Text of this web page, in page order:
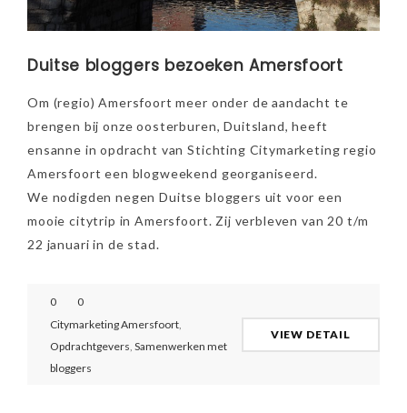
Duitse bloggers bezoeken Amersfoort
Om (regio) Amersfoort meer onder de aandacht te
brengen bij onze oosterburen, Duitsland, heeft
ensanne in opdracht van Stichting Citymarketing regio
Amersfoort een blogweekend georganiseerd.
We nodigden negen Duitse bloggers uit voor een
mooie citytrip in Amersfoort. Zij verbleven van 20 t/m
22 januari in de stad.
0
0
Citymarketing Amersfoort,
Opdrachtgevers, Samenwerken met
bloggers
VIEW DETAIL